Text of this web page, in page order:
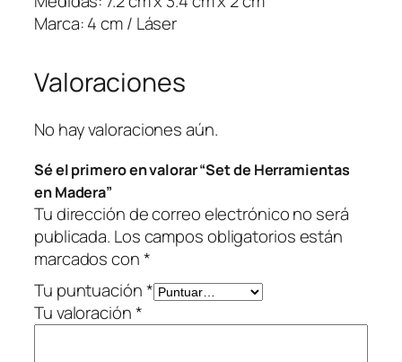
d
a
a
t
i
d
a
d
Marca: 4 cm / Láser
Valoraciones
No hay valoraciones aún.
Sé el primero en valorar “Set de Herramientas
en Madera”
Tu dirección de correo electrónico no será
publicada. Los campos obligatorios están
marcados con*
Tu puntuación*
Tu valoración*